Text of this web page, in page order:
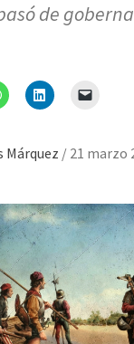
de
Márquez / 21 marzo